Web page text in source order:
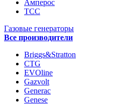
Амперос
ТСС
Газовые генераторы
Все производители
Briggs&Stratton
CTG
EVOline
Gazvolt
Generac
Genese